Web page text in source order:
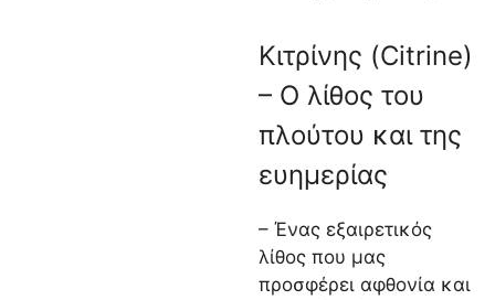
Κιτρίνης (Citrine)
– Ο λίθος του
πλούτου και της
ευημερίας
– Ένας εξαιρετικός
λίθος που μας
προσφέρει αφθονία και